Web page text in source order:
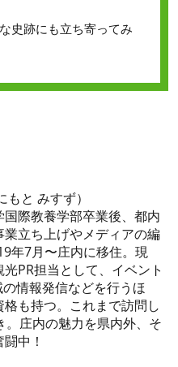
史跡にも立ち寄ってみ
と みすず）
際教養学部卒業後、都内
立ち上げやメディアの編
年7月〜庄内に移住。現
PR担当として、イベント
情報発信などを行うほ
も持つ。これまで訪問し
庄内の魅力を県内外、そ
中！